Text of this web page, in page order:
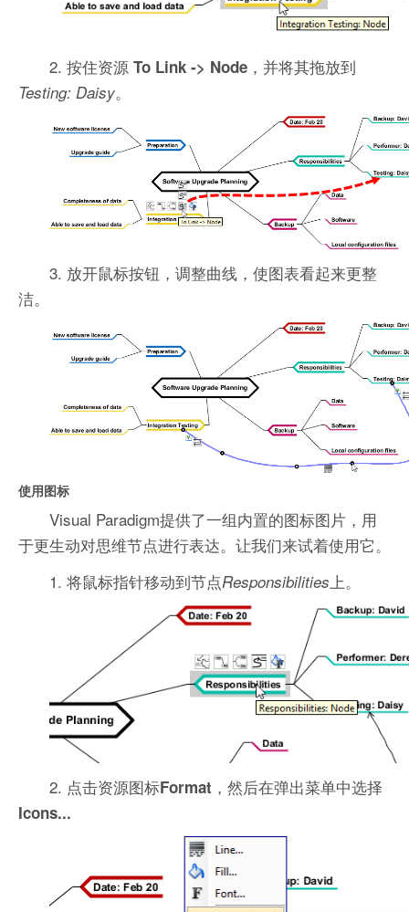
2. 按住资源 To Link -> Node ，并将其拖放到
Testing: Daisy。
3. 放开鼠标按钮，调整曲线，使图表看起来更整
洁。
使用图标
Visual Paradigm提供了一组内置的图标图片，用
于更生动对思维节点进行表达。让我们来试着使用它。
1. 将鼠标指针移动到节点Responsibilities 上。
2. 点击资源图标Format ，然后在弹出菜单中选择
Icons...